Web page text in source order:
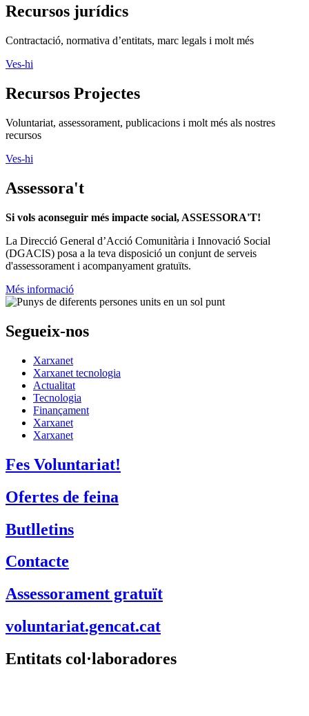
Recursos jurídics
Contractació, normativa d’entitats, marc legals i molt més
Ves-hi
Recursos Projectes
Voluntariat, assessorament, publicacions i molt més als nostres
recursos
Ves-hi
Assessora't
Si vols aconseguir més impacte social, ASSESSORA'T!
La Direcció General d’Acció Comunitària i Innovació Social
(DGACIS) posa a la teva disposició un conjunt de serveis
d'assessorament i acompanyament gratuïts.
Més informació
Segueix-nos
Xarxanet
Xarxanet tecnologia
Actualitat
Tecnologia
Finançament
Xarxanet
Xarxanet
Fes Voluntariat!
Ofertes de feina
Butlletins
Contacte
Assessorament gratuït
voluntariat.gencat.cat
Entitats col·laboradores